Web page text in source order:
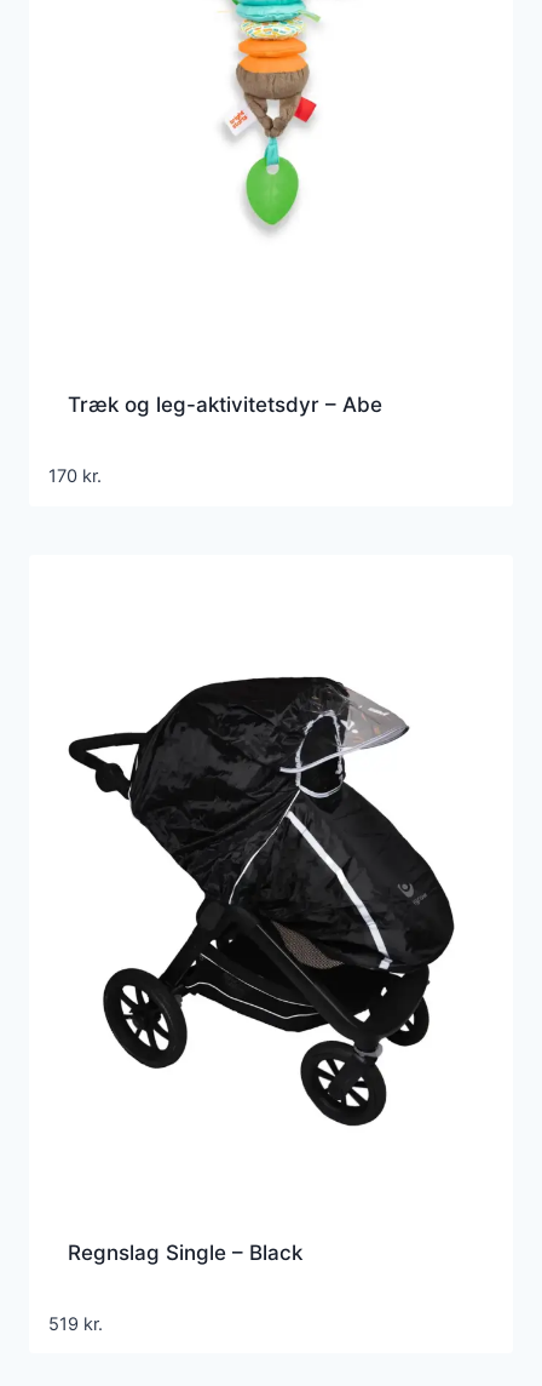
Træk og leg-aktivitetsdyr – Abe
170 kr.
Regnslag Single – Black
519 kr.